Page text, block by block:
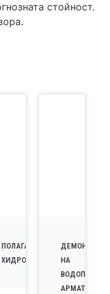
стойност.
ПОЛАГАНЕ
ХИДРОИЗОЛАЦИЯ
ДЕМОНТАЖ
НА
АРМАТУРИ